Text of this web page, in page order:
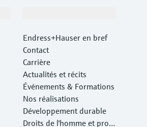
Endress+Hauser en bref
Contact
Carrière
Actualités et récits
Événements & Formations
Nos réalisations
Développement durable
Droits de l'homme et prote